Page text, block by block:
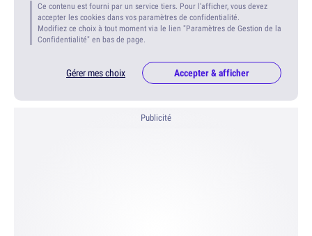
Ce contenu est fourni par un service tiers. Pour l'afficher, vous devez
accepter les cookies dans vos paramètres de confidentialité.
Modifiez ce choix à tout moment via le lien "Paramètres de Gestion de la
Confidentialité" en bas de page.
Gérer mes choix Accepter & afficher
Publicité